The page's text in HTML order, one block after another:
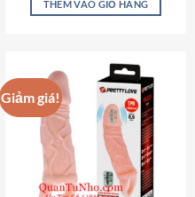
5 sao 395,000 ₫.
THÊM VÀO GIỎ HÀNG
Giảm giá!